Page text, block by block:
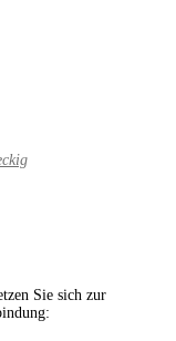
Sie sich zur